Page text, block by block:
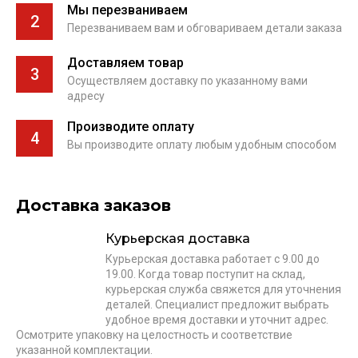
2
Мы перезваниваем
Перезваниваем вам и обговариваем детали заказа
3
Доставляем товар
Осуществляем доставку по указанному вами
адресу
4
Производите оплату
Вы производите оплату любым удобным способом
Доставка заказов
Курьерская доставка
Курьерская доставка работает с 9.00 до
19.00. Когда товар поступит на склад,
курьерская служба свяжется для уточнения
деталей. Специалист предложит выбрать
удобное время доставки и уточнит адрес.
Осмотрите упаковку на целостность и соответствие
указанной комплектации.